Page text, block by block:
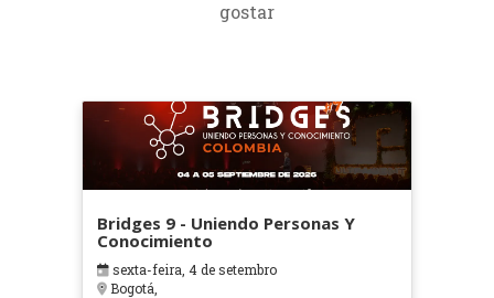
gostar
Bridges 9 - Uniendo Personas Y
Conocimiento
sexta-feira, 4 de setembro
Bogotá,